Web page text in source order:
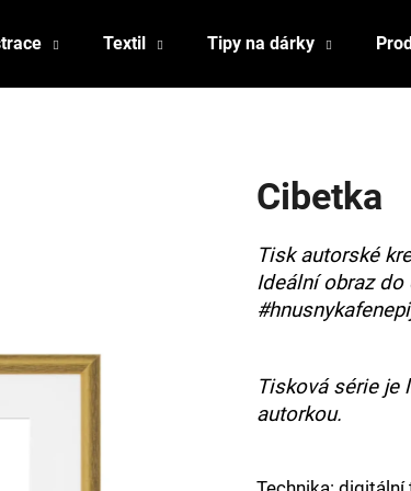
Textil Tipy na dárky
Cibetka
Tisk autorské
Ideální obraz
Tisková série je
autorkou.
HLEDAT